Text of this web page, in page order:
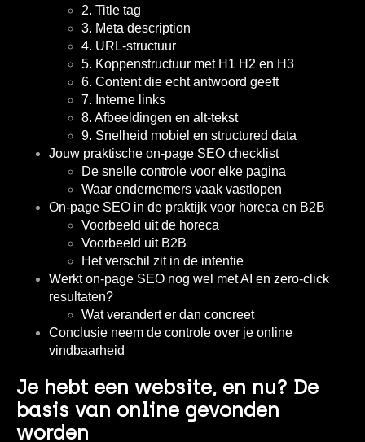
2. Title tag
3. Meta description
4. URL-structuur
5. Koppenstructuur met H1 H2 en H3
6. Content die echt antwoord geeft
7. Interne links
8. Afbeeldingen en alt-tekst
9. Snelheid mobiel en structured data
Jouw praktische on-page SEO checklist
De snelle controle voor elke pagina
Waar ondernemers vaak vastlopen
On-page SEO in de praktijk voor horeca en B2B
Voorbeeld uit de horeca
Voorbeeld uit B2B
Het verschil zit in de intentie
Werkt on-page SEO nog wel met AI en zero-click
resultaten?
Wat verandert er dan concreet
Conclusie neem de controle over je online
vindbaarheid
Je hebt een website, en nu? De
basis van online gevonden
worden